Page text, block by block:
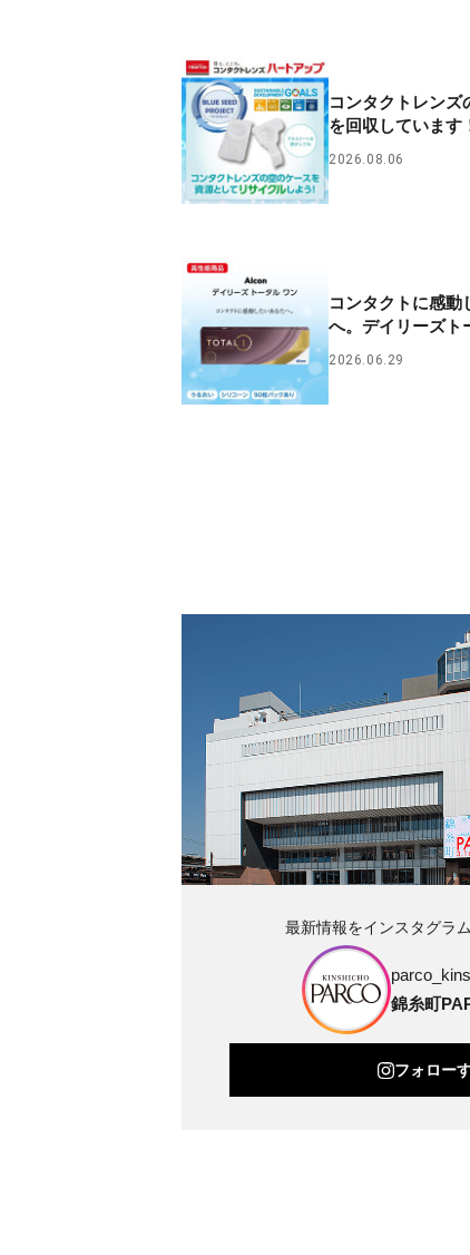
コンタクトレンズ
を回収しています
2026.08.06
コンタクトに感動
へ。デイリーズト
2026.06.29
最新情報をインスタグラ
錦糸町
フォロー